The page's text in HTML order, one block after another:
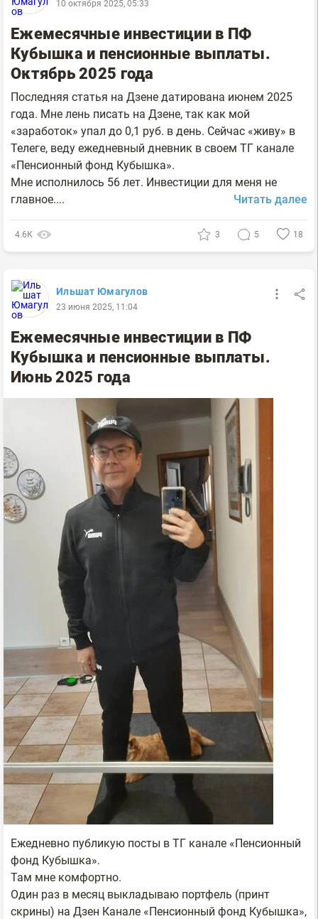
10 октября 2025, 05:33
Ежемесячные инвестиции в ПФ
Кубышка и пенсионные выплаты.
Октябрь 2025 года
Последняя статья на Дзене датирована июнем 2025
года. Мне лень писать на Дзене, так как мой
«заработок» упал до 0,1 руб. в день. Сейчас «живу» в
Телеге, веду ежедневный дневник в своем ТГ канале
«Пенсионный фонд Кубышка».
Мне исполнилось 56 лет. Инвестиции для меня не
главное....
Читать далее
4.6К 3 5 18
Ильшат Юмагулов
23 июня 2025, 11:04
Ежемесячные инвестиции в ПФ
Кубышка и пенсионные выплаты.
Июнь 2025 года
Ежедневно публикую посты в ТГ канале «Пенсионный
фонд Кубышка».
Там мне комфортно.
Один раз в месяц выкладываю портфель (принт
скрины) на Дзен Канале «Пенсионный фонд Кубышка»,